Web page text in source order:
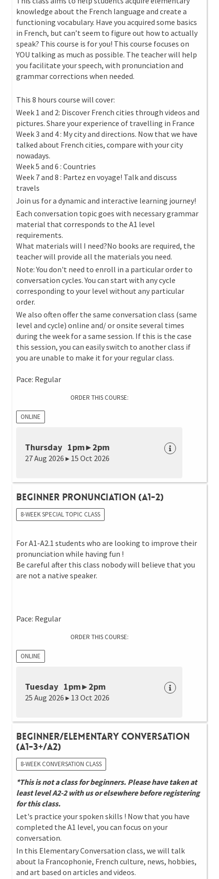
knowledge about the French language and create a
functioning vocabulary. Have you acquired some basics
in French, but can’t seem to figure out how to actually
speak? This course is for you! This course focuses on
YOU talking as much as possible. The teacher will help
you facilitate your speech, with pronunciation and
grammar corrections when needed.
This 8 hours course will cover:
Week 1 and 2: Discover French cities through videos and
pictures. Share your experience of travelling in France
Week 3 and 4 : My city and directions. Now that we have
talked about French cities, compare with your city
nowadays.
Week 5 and 6 : Countries
Week 7 and 8 : Partez en voyage! Talk and discuss
travels
Join us for a dynamic and interactive learning journey!
Each conversation topic goes with necessary grammar
material that corresponds to the A1 level
requirements.
What materials will I need?No books are required, the
teacher will provide all the materials you need.
Note: You don't need to enroll in a particular order to
conversation cycles. You can start with any cycle
corresponding to your level without any particular
order.
We also often offer the same conversation class (same
level and cycle) online and/ or onsite several times
during the week for a same session. If this is the case
this session, you can easily switch to another class if
you are unable to make it for your regular class.
Pace: Regular
ORDER THIS COURSE:
ONLINE
Thursday 1pm ▸ 2pm
27 Aug 2026 ▸ 15 Oct 2026
Beginner Pronunciation (A1-2)
8-WEEK SPECIAL TOPIC CLASS
For A1-A2.1 students who are looking to improve their
pronunciation while having fun !
Be careful after this class nobody will believe that you
are not a native speaker.
Pace: Regular
ORDER THIS COURSE:
ONLINE
Tuesday 1pm ▸ 2pm
25 Aug 2026 ▸ 13 Oct 2026
Beginner/Elementary Conversation
(A1-3+/A2)
8-WEEK CONVERSATION CLASS
*This is not a class for beginners. Please have taken at
least level A2-2 with us or elsewhere before registering
for this class.
Let's practice your spoken skills ! Now that you have
completed the A1 level, you can focus on your
conversation.
In this Elementary Conversation class, we will talk
about la Francophonie, French culture, news, hobbies,
and art based on articles and videos.